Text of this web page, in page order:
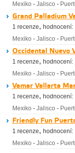
Mexiko - Jalisco -
Grand Palladium
1 recenze, hodnocení:
Mexiko - Jalisco -
Occidental Nuevo
1 recenze, hodnocení:
Mexiko - Jalisco -
Vamar Vallarta
1 recenze, hodnocení:
Mexiko - Jalisco -
Friendly Fun
1 recenze, hodnocení:
Mexiko - Jalisco -